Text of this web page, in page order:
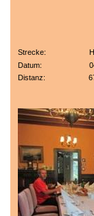
Strecke: Hann.
Datum: 04.
Distanz: 67